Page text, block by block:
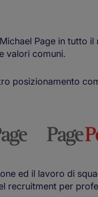
Page in
valori comuni.
posizionamento
ed il lavoro di
recruitment per